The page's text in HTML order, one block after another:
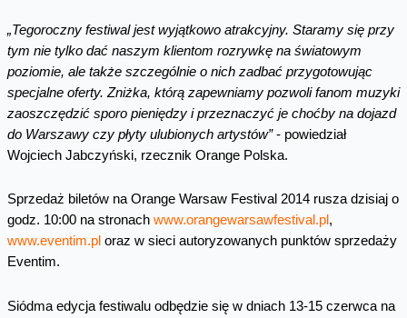
„Tegoroczny festiwal jest wyjątkowo atrakcyjny. Staramy się przy
tym nie tylko dać naszym klientom rozrywkę na światowym
poziomie, ale także szczególnie o nich zadbać przygotowując
specjalne oferty. Zniżka, którą zapewniamy pozwoli fanom muzyki
zaoszczędzić sporo pieniędzy i przeznaczyć je choćby na dojazd
do Warszawy czy płyty ulubionych artystów”- powiedział
Wojciech Jabczyński, rzecznik Orange Polska.
Sprzedaż biletów na Orange Warsaw Festival 2014 rusza dzisiaj o
godz. 10:00 na stronach www.orangewarsawfestival.pl ,
www.eventim.pl oraz w sieci autoryzowanych punktów sprzedaży
Eventim.
Siódma edycja festiwalu odbędzie się w dniach 13-15 czerwca na